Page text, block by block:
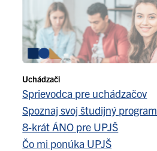
Uchádzači
Sprievodca pre uchádzačov
Spoznaj svoj študijný program
8-krát ÁNO pre UPJŠ
Čo mi ponúka UPJŠ